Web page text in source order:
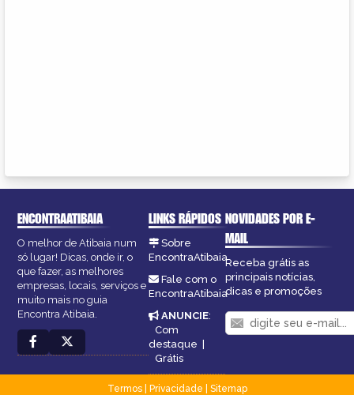
ENCONTRAATIBAIA
O melhor de Atibaia num
só lugar! Dicas, onde ir, o
que fazer, as melhores
empresas, locais, serviços e
muito mais no guia
Encontra Atibaia.
LINKS RÁPIDOS
Sobre
EncontraAtibaia
Fale com o
EncontraAtibaia
ANUNCIE:
Com
destaque |
Grátis
NOVIDADES POR E-
MAIL
Receba grátis as
principais notícias,
dicas e promoções
Termos| Privacidade
Sitemap